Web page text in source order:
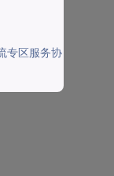
专区服务协